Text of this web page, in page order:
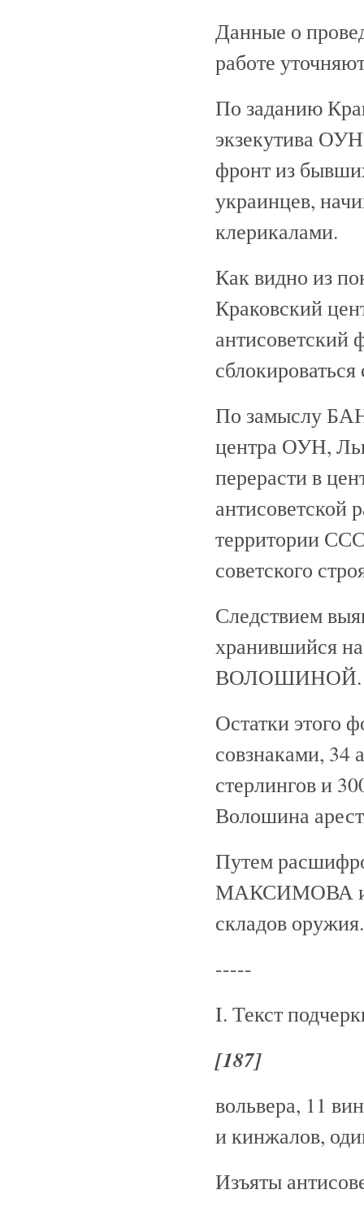
Данные о
работе
По заданию
экзекутива
фронт из
украинцев,
клерикалами.
Как видно из
Краковский
антисоветский
По замыслу
центра ОУН,
перерасти в
антисоветской
территории
советского
Следствием
хранившийся
ВОЛОШИНОЙ.
Остатки этого
совзнаками, 34
стерлингов и
Волошина
Путем
МАКСИМОВА и
складов
-----
I. Текст
[187]
вольвера, 11
и кинжалов,
Изъяты